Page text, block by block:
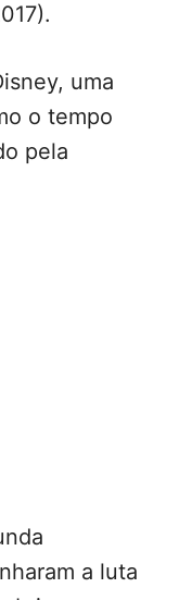
uma
o tempo
pela
a luta